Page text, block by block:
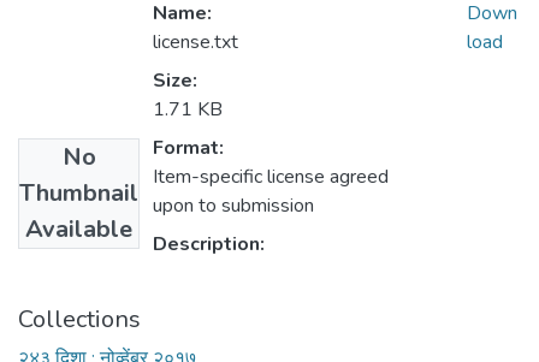
No
Thumbnail
Available
Name:
license.txt
Size:
1.71 KB
Format:
Item-specific license agreed
upon to submission
Description:
Down
load
Collections